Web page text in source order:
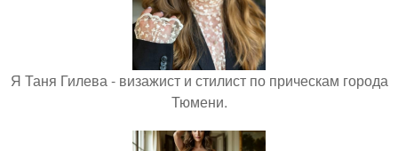
Я Таня Гилева - визажист и стилист по прическам города
Тюмени.